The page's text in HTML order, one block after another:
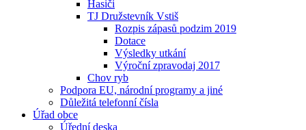
Hasiči
TJ Družstevník Vstiš
Rozpis zápasů podzim 2019
Dotace
Výsledky utkání
Výroční zpravodaj 2017
Chov ryb
Podpora EU, národní programy a jiné
Důležitá telefonní čísla
Úřad obce
Úřední deska